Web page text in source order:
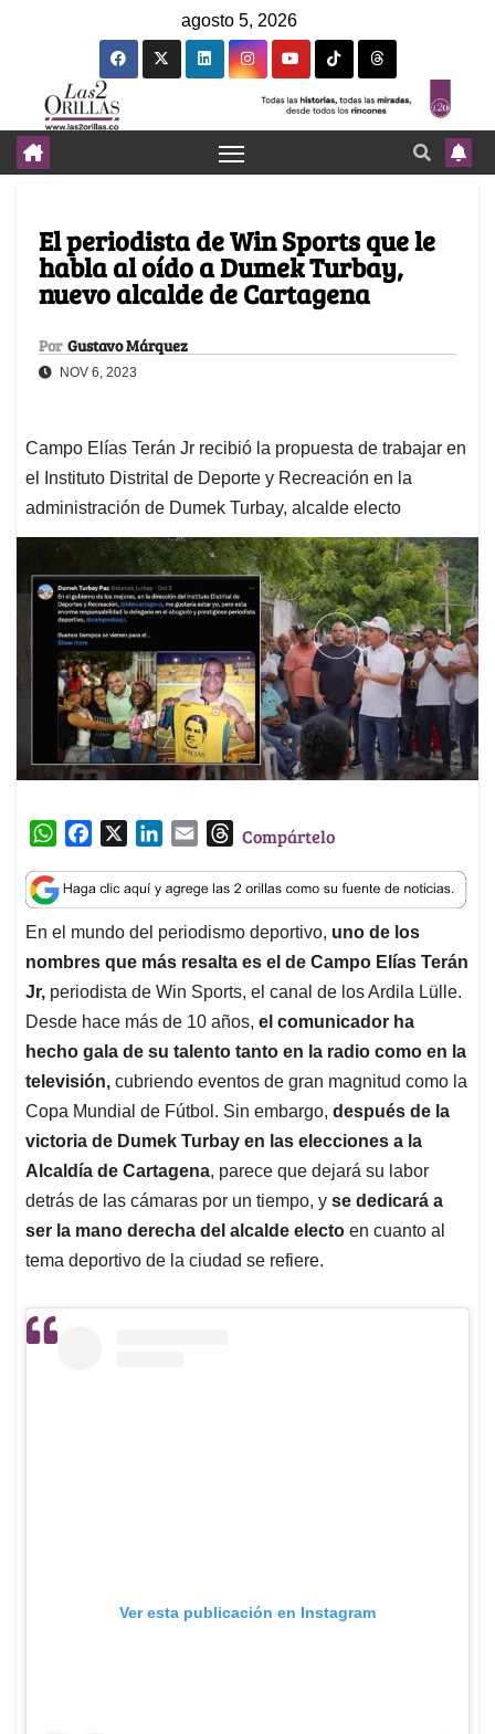
agosto 5, 2026
El periodista de Win Sports que le
habla al oído a Dumek Turbay,
nuevo alcalde de Cartagena
Por Gustavo Márquez
NOV 6, 2023
Campo Elías Terán Jr recibió la propuesta de trabajar en
el Instituto Distrital de Deporte y Recreación en la
administración de Dumek Turbay, alcalde electo
W
a
t
s
A
p
p
c
e
b
o
o
k
n
k
e
d
I
n
a
i
l
T
r
e
a
d
s
Compártelo
En el mundo del periodismo deportivo, uno de los
nombres que más resalta es el de Campo Elías Terán
Jr, periodista de Win Sports, el canal de los Ardila Lülle.
Desde hace más de 10 años, el comunicador ha
hecho gala de su talento tanto en la radio como en la
televisión, cubriendo eventos de gran magnitud como la
Copa Mundial de Fútbol. Sin embargo, después de la
victoria de Dumek Turbay en las elecciones a la
Alcaldía de Cartagena, parece que dejará su labor
detrás de las cámaras por un tiempo, y se dedicará a
ser la mano derecha del alcalde electo en cuanto al
tema deportivo de la ciudad se refiere.
Ver esta publicación en Instagram